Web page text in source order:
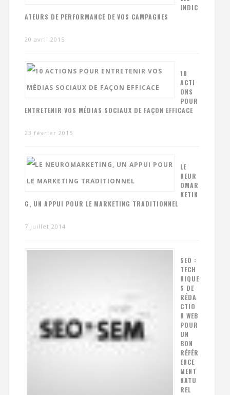
INDIC
ATEURS DE PERFORMANCE DE VOS CAMPAGNES
20 avril 2015
10
ACTI
ONS
POUR
ENTRETENIR VOS MÉDIAS SOCIAUX DE FAÇON EFFICACE
23 février 2015
LE
NEUR
OMAR
KETIN
G, UN APPUI POUR LE MARKETING TRADITIONNEL
7 juillet 2014
SEO :
TECH
NIQUE
S DE
RÉDA
CTIO
N WEB
POUR
UN
BON
RÉFÉR
ENCE
MENT
NATU
REL